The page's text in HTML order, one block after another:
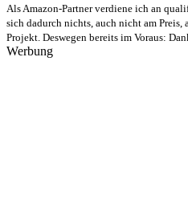
Als Amazon-Partner verdiene ich an
sich dadurch nichts, auch nicht am Preis,
Projekt. Deswegen bereits im Voraus:
Werbung